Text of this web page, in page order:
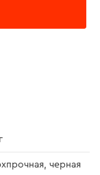
черная